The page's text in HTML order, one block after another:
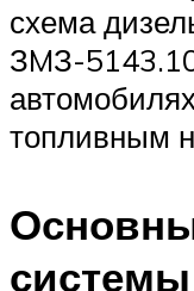
схема
ЗMЗ-
топливным
системы